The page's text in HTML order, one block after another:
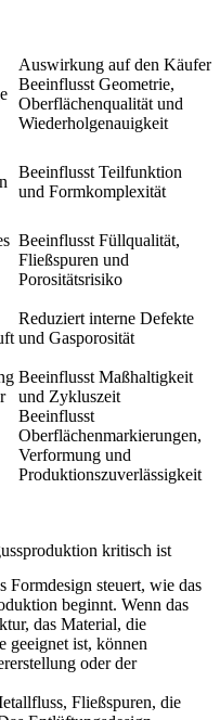
Auswirkung auf den Käufer
Beeinflusst Geometrie,
Oberflächenqualität und
Wiederholgenauigkeit
Beeinflusst Teilfunktion
und Formkomplexität
Beeinflusst Füllqualität,
Fließspuren und
Porositätsrisiko
Reduziert interne Defekte
und Gasporosität
Beeinflusst Maßhaltigkeit
und Zykluszeit
Beeinflusst
Oberflächenmarkierungen,
Verformung und
Produktionszuverlässigkeit
kritisch ist
Formdesign steuert, wie das
beginnt. Wenn das
das Material, die
geeignet ist, können
oder der
Fließspuren, die